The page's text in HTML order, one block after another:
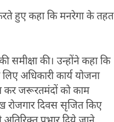
हुए कहा कि मनरेगा के तहत
समीक्षा की। उन्होंने कहा कि
अधिकारी कार्य योजना
कर जरूरतमंदों को काम
रोजगार दिवस सृजित किए